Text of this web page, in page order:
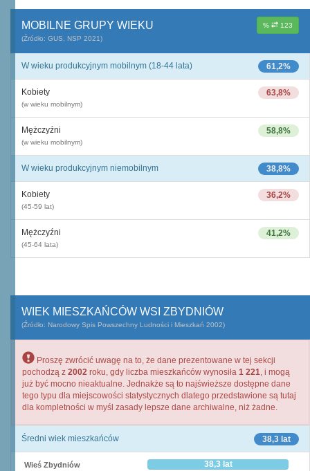
% 123
MOBILNE GRUPY WIEKU
(Źródło: GUS, NSP 2021)
61,2%
W wieku produkcyjnym mobilnym (18-44 lata)
63,8%
Kobiety
(w wieku mobilnym)
58,8%
Mężczyźni
(w wieku mobilnym)
38,8%
W wieku produkcyjnym niemobilnym
36,2%
Kobiety
(45-59 lat)
41,2%
Mężczyźni
(45-64 lata)
WIEK MIESZKAŃCÓW WSI ZBYDNIÓW
(Źródło: Narodowy Spis Powszechny Ludności i Mieszkań 2002)
Proszę zwrócić uwagę na to, że dane prezentowane w tej sekcji
pochodzą z 2002 roku, gdy liczba mieszkańców wynosiła 1 221, i mogą
już być mocno nieaktualne. Jednakże są to najświeższe dostępne dane
tego typu dla miejscowości statystycznych dlatego przedstawione są tutaj
dla kompletności w myśl zasady lepsze dane archiwalne, niż żadne.
38,3 lat
Średni wiek mieszkańców
Wieś Zbydniów 38,3 lat